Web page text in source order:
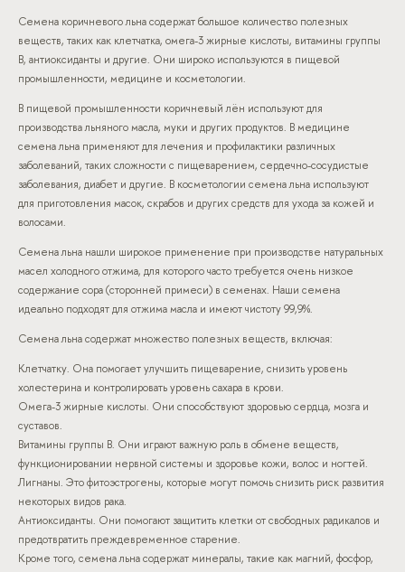
Семена коричневого льна содержат большое количество полезных
веществ, таких как клетчатка, омега-3 жирные кислоты, витамины группы
В, антиоксиданты и другие. Они широко используются в пищевой
промышленности, медицине и косметологии.
В пищевой промышленности коричневый лён используют для
производства льняного масла, муки и других продуктов. В медицине
семена льна применяют для лечения и профилактики различных
заболеваний, таких сложности с пищеварением, сердечно-сосудистые
заболевания, диабет и другие. В косметологии семена льна используют
для приготовления масок, скрабов и других средств для ухода за кожей и
волосами.
Семена льна нашли широкое применение при производстве натуральных
масел холодного отжима, для которого часто требуется очень низкое
содержание сора (сторонней примеси) в семенах. Наши семена
идеально подходят для отжима масла и имеют чистоту 99,9%.
Семена льна содержат множество полезных веществ, включая:
Клетчатку. Она помогает улучшить пищеварение, снизить уровень
холестерина и контролировать уровень сахара в крови.
Омега-3 жирные кислоты. Они способствуют здоровью сердца, мозга и
суставов.
Витамины группы В. Они играют важную роль в обмене веществ,
функционировании нервной системы и здоровье кожи, волос и ногтей.
Лигнаны. Это фитоэстрогены, которые могут помочь снизить риск развития
некоторых видов рака.
Антиоксиданты. Они помогают защитить клетки от свободных радикалов и
предотвратить преждевременное старение.
Кроме того, семена льна содержат минералы, такие как магний, фосфор,